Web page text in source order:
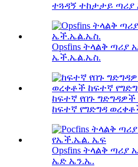
ተጓዳኝ ተከታታይ ጣሪያ
Opsfins ትላልቅ ጣሪያ
ኤች.ኤል.ኤስ.
ከፍተኛ የበጉ
ከፍተኛ የግድግዳ
Opsfins ትላልቅ ጣሪያ
ኤድ ኤን.ኤ.